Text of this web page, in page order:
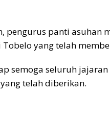
pengurus panti asuhan
yang telah
semoga seluruh
telah diberikan.